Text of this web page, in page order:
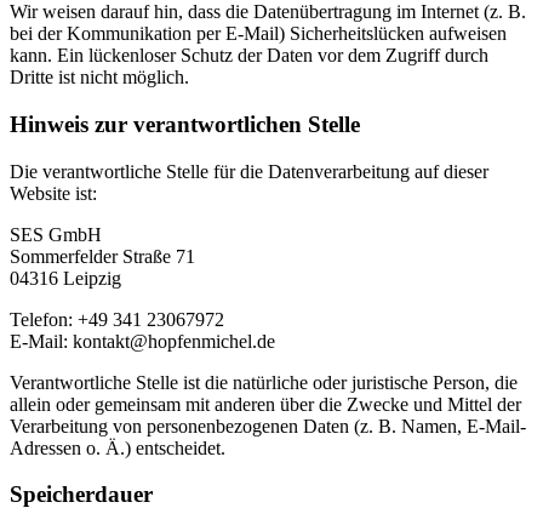
Wir weisen darauf hin, dass die Datenübertragung im Internet (z. B.
bei der Kommunikation per E-Mail) Sicherheitslücken aufweisen
kann. Ein lückenloser Schutz der Daten vor dem Zugriff durch
Dritte ist nicht möglich.
Hinweis zur verantwortlichen Stelle
Die verantwortliche Stelle für die Datenverarbeitung auf dieser
Website ist:
SES GmbH
Sommerfelder Straße 71
04316 Leipzig
Telefon: +49 341 23067972
E-Mail: kontakt@hopfenmichel.de
Verantwortliche Stelle ist die natürliche oder juristische Person, die
allein oder gemeinsam mit anderen über die Zwecke und Mittel der
Verarbeitung von personenbezogenen Daten (z. B. Namen, E-Mail-
Adressen o. Ä.) entscheidet.
Speicherdauer